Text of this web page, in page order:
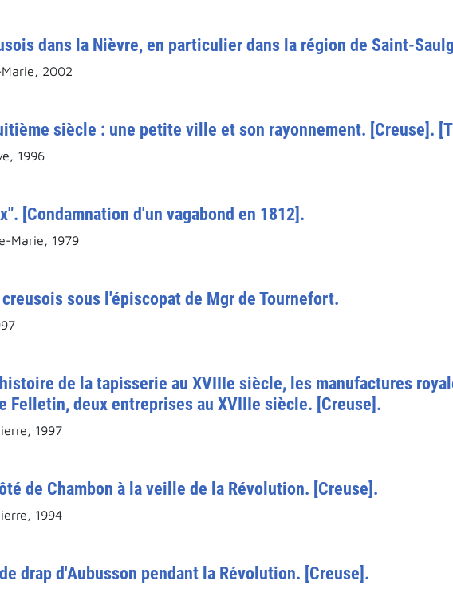
dans la Nièvre, en particulier dans la région de Saint-
Marie, 2002
siècle : une petite ville et son rayonnement. [Creuse].
1996
[Condamnation d'un vagabond en 1812].
Marie, 1979
sous l'épiscopat de Mgr de Tournefort.
de la tapisserie au XVIIIe siècle, les manufactures
Felletin, deux entreprises au XVIIIe siècle. [Creuse].
1997
de Chambon à la veille de la Révolution. [Creuse].
1994
drap d'Aubusson pendant la Révolution. [Creuse].